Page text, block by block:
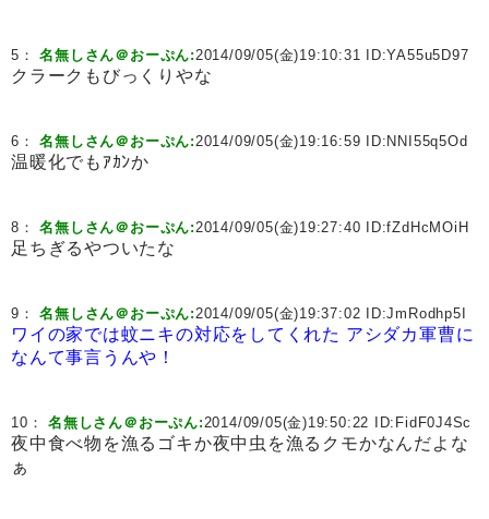
5：名無しさん＠おーぷん:2014/09/05(金)19:10:31 ID:YA55u5D97
クラークもびっくりやな
6：名無しさん＠おーぷん:2014/09/05(金)19:16:59 ID: NNI55q5Od
温暖化でもｱｶﾝか
8：名無しさん＠おーぷん:2014/09/05(金)19:27:40 ID:fZdHcMOiH
足ちぎるやついたな
9：名無しさん＠おーぷん:2014/09/05(金)19:37:02 ID:JmRodhp5I
ワイの家では蚊ニキの対応をしてくれた アシダカ軍曹に
なんて事言うんや！
10：名無しさん＠おーぷん:2014/09/05(金)19:50:22 ID: FidF0J4Sc
夜中食べ物を漁るゴキか夜中虫を漁るクモかなんだよな
ぁ